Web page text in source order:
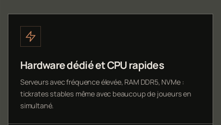
Hardware dédié et CPU rapides
Serveurs avec fréquence élevée, RAM DDR5, NVMe :
tickrates stables même avec beaucoup de joueurs en
simultané.